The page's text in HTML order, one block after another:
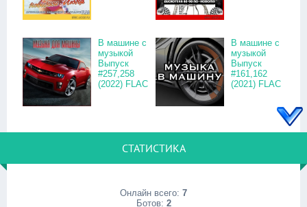
В машине с
музыкой
Выпуск
#257,258
(2022) FLAC
В машине с
музыкой
Выпуск
#161,162
(2021) FLAC
СТАТИСТИКА
Онлайн всего: 7
Ботов: 2